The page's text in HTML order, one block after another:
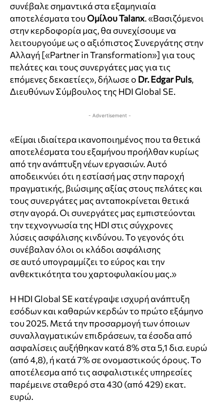
συνέβαλε σημαντικά στα εξαμηνιαία
αποτελέσματα τουΟμίλου Talanx. «Βασιζόμενοι
στην κερδοφορία μας, θα συνεχίσουμε να
λειτουργούμε ως ο αξιόπιστος Συνεργάτης στην
Αλλαγή [«Partner in Transformation»] για τους
πελάτες και τους συνεργάτες μας για τις
επόμενες δεκαετίες», δήλωσε ο Dr. Edgar Puls,
Διευθύνων Σύμβουλος της HDI Global SE.
- Advertisement -
«Είμαι ιδιαίτερα ικανοποιημένος που τα θετικά
αποτελέσματα του εξαμήνου προήλθαν κυρίως
από την ανάπτυξη νέων εργασιών. Αυτό
αποδεικνύει ότι η εστίασή μας στην παροχή
πραγματικής, βιώσιμης αξίας στους πελάτες και
τους συνεργάτες μας ανταποκρίνεται θετικά
στην αγορά. Οι συνεργάτες μας εμπιστεύονται
την τεχνογνωσία της HDI στις σύγχρονες
λύσεις ασφάλισης κινδύνου. Το γεγονός ότι
συνέβαλαν όλοι οι κλάδοι ασφάλισης
σε αυτό υπογραμμίζει το εύρος και την
ανθεκτικότητα του χαρτοφυλακίου μας.»
Η HDI Global SE κατέγραψε ισχυρή ανάπτυξη
εσόδων και καθαρών κερδών το πρώτο εξάμηνο
του 2025. Μετά την προσαρμογή των όποιων
συναλλαγματικών επιδράσεων, τα έσοδα από
ασφαλίσεις αυξήθηκαν κατά 8% στα 5,1 δισ. ευρώ
(από 4,8), ή κατά 7% σε ονομαστικούς όρους. Το
αποτέλεσμα από τις ασφαλιστικές υπηρεσίες
παρέμεινε σταθερό στα 430 (από 429) εκατ.
ευρώ.